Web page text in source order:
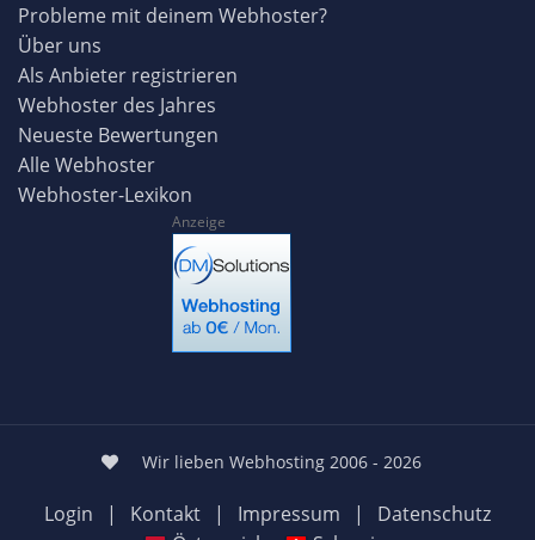
Probleme mit deinem Webhoster?
Über uns
Als Anbieter registrieren
Webhoster des Jahres
Neueste Bewertungen
Alle Webhoster
Webhoster-Lexikon
Anzeige
Wir lieben Webhosting 2006 - 2026
Login | Kontakt | Impressum |
Datenschutz